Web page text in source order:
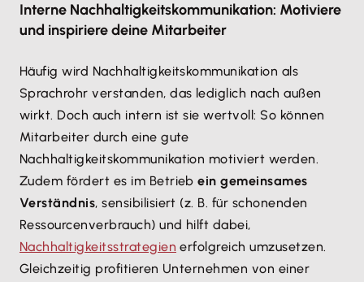
Interne Nachhaltigkeitskommunikation: Motiviere
und inspiriere deine Mitarbeiter
Häufig wird Nachhaltigkeitskommunikation als
Sprachrohr verstanden, das lediglich nach außen
wirkt. Doch auch intern ist sie wertvoll: So können
Mitarbeiter durch eine gute
Nachhaltigkeitskommunikation motiviert werden.
Zudem fördert es im Betriebein gemeinsames
Verständnis, sensibilisiert (z. B. für schonenden
Ressourcenverbrauch) und hilft dabei,
Nachhaltigkeitsstrategien erfolgreich umzusetzen.
Gleichzeitig profitieren Unternehmen von einer